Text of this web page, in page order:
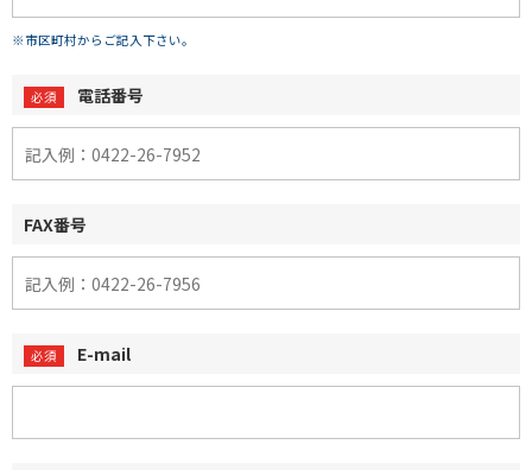
※市区町村からご記入下さい。
電話番号
FAX番号
E-mail